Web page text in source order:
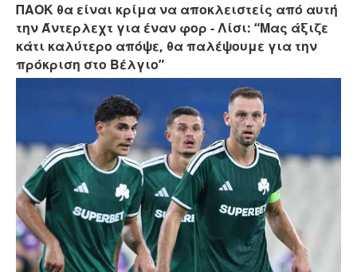
ΠΑΟΚ θα είναι κρίμα να αποκλειστείς από αυτή
την Άντερλεχτ για έναν φορ - ​​Λίσι: “Μας άξιζε
κάτι καλύτερο απόψε, θα παλέψουμε για την
πρόκριση στο Βέλγιο”